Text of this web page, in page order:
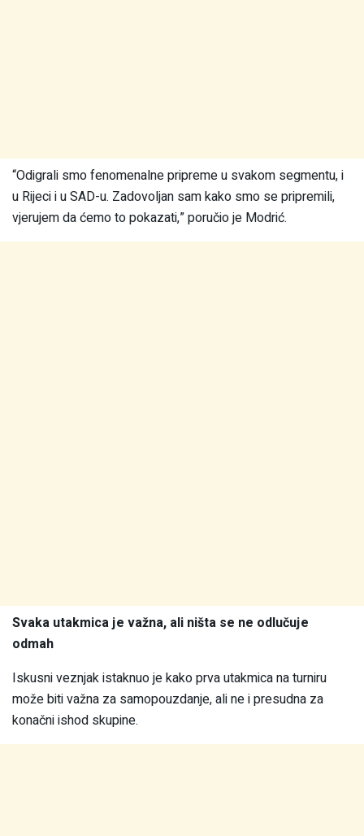
“Odigrali smo fenomenalne pripreme u svakom segmentu, i
u Rijeci i u SAD-u. Zadovoljan sam kako smo se pripremili,
vjerujem da ćemo to pokazati,” poručio je Modrić.
Svaka utakmica je važna, ali ništa se ne odlučuje
odmah
Iskusni veznjak istaknuo je kako prva utakmica na turniru
može biti važna za samopouzdanje, ali ne i presudna za
konačni ishod skupine.